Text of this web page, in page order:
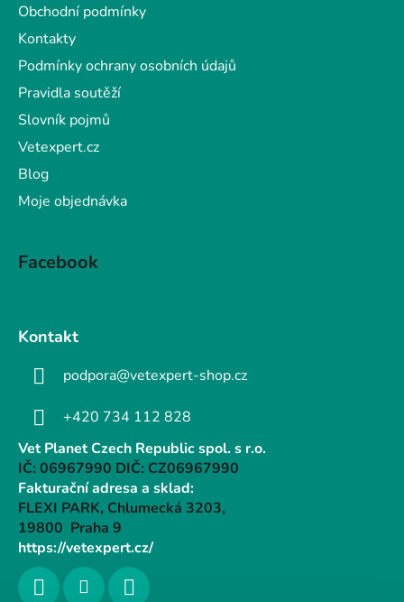
Obchodní podmínky
Kontakty
Podmínky ochrany osobních údajů
Pravidla soutěží
Slovník pojmů
Vetexpert.cz
Blog
Moje objednávka
Facebook
Kontakt
podpora@vetexpert-shop.cz
+420 734 112 828
Vet Planet Czech Republic spol. s r.o.
IČ: 06967990 DIČ: CZ06967990
Fakturační adresa a sklad:
FLEXI PARK, Chlumecká 3203,
19800 Praha 9
https://vetexpert.cz/